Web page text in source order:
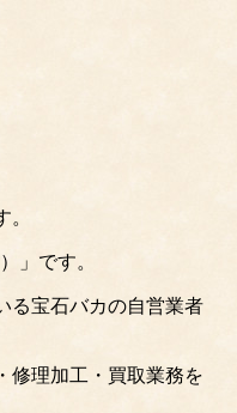
」です。
る宝石バカの自営業者
修理加工・買取業務を